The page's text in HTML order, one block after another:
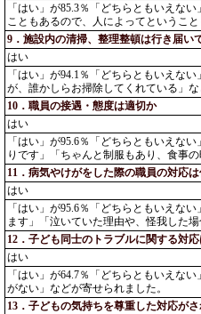
「はい」が85.3％「どちらともいえな
こともあるので、人によってというこ
9．施設内の清掃、整理整頓は行き届い
はい
「はい」が94.1％「どちらともいえな
が、誰かしらお掃除してくれている」な
10．職員の接遇・態度は適切か
はい
「はい」が95.6％「どちらともいえな
りです」「ちゃんと制服もあり、食事
11．病気やけがをした際の職員の対応
はい
「はい」が95.6％「どちらともいえな
ます」「泣いていた理由や、怪我した
12．子ども同士のトラブルに関する対
はい
「はい」が64.7％「どちらともいえな
がない」などが寄せられました。
13．子どもの気持ちを尊重した対応が